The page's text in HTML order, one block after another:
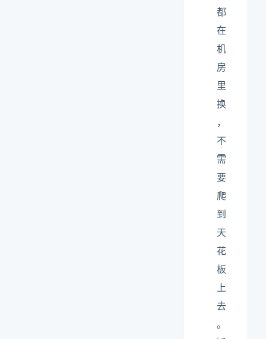
都
在
机
房
里
换
，
不
需
要
爬
到
天
花
板
上
去
。